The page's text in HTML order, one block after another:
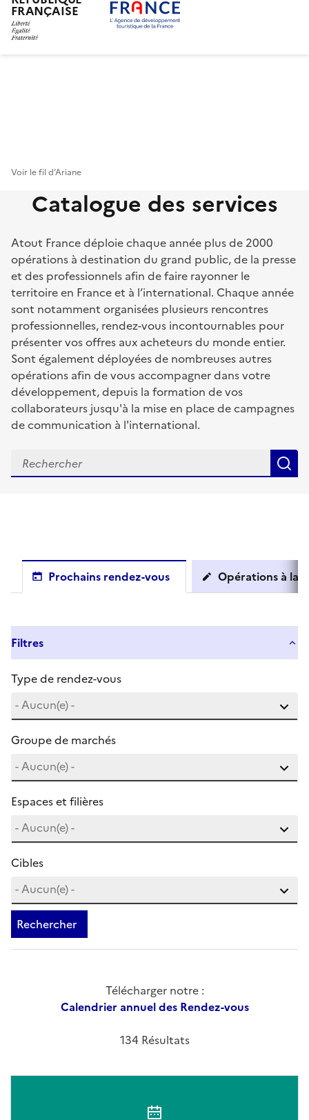
FRANÇAISE
Voir le fil d’Ariane
Catalogue des services
Atout France déploie chaque année plus de 2000
opérations à destination du grand public, de la presse
et des professionnels afin de faire rayonner le
territoire en France et à l’international. Chaque année
sont notamment organisées plusieurs rencontres
professionnelles, rendez-vous incontournables pour
présenter vos offres aux acheteurs du monde entier.
Sont également déployées de nombreuses autres
opérations afin de vous accompagner dans votre
développement, depuis la formation de vos
collaborateurs jusqu'à la mise en place de campagnes
de communication à l'international.
Prochains rendez-vous Opérations à la
Filtres
Type de rendez-vous
Groupe de marchés
Espaces et filières
Cibles
Rechercher
Télécharger notre :
Calendrier annuel des Rendez-vous
134 Résultats